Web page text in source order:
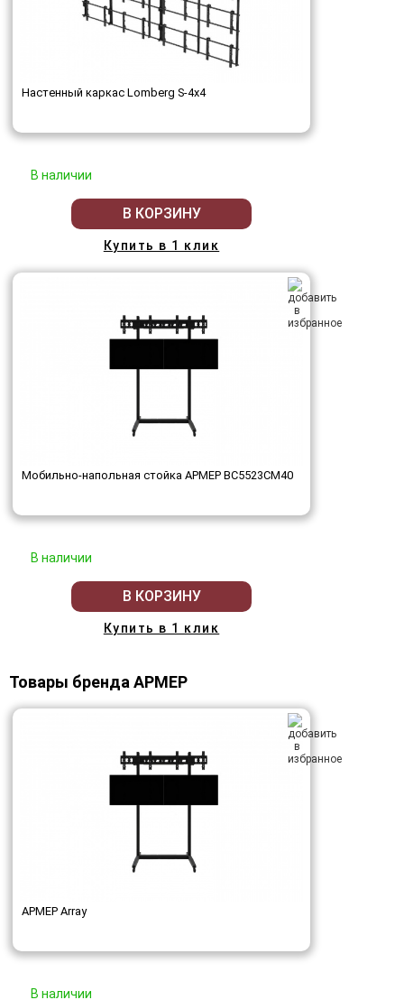
Настенный каркас Lomberg S-4х4
В наличии
В КОРЗИНУ
Купить в 1 клик
Мобильно-напольная стойка АРМЕР ВС5523СМ40
В наличии
В КОРЗИНУ
Купить в 1 клик
Товары бренда АРМЕР
АРМЕР Array
В наличии